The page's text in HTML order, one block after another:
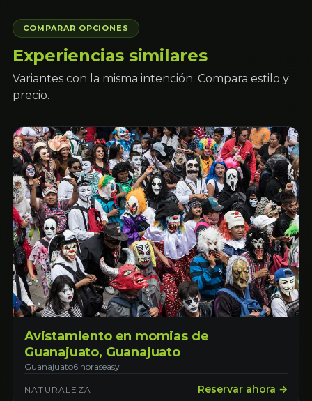
COMPARAR OPCIONES
Experiencias similares
Variantes con la misma intención. Compara estilo y
precio.
Avistamiento en momias de
Guanajuato, Guanajuato
Guanajuato6 horaseasy
NATURALEZA Reservar ahora →